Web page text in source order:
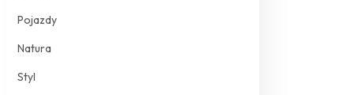
Pojazdy
Natura
Styl